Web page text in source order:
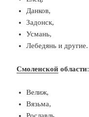
Данков,
Задонск,
Усмань,
Лебедянь и другие.
Смоленской области:
Велиж,
Вязьма,